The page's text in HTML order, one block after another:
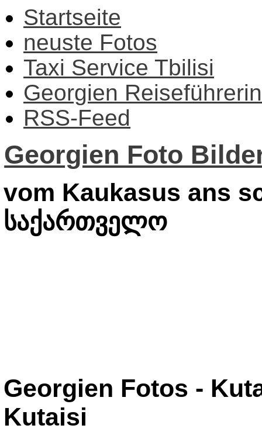
Startseite
neuste Fotos
Taxi Service Tbilisi
Georgien Reiseführerin
RSS-Feed
Georgien Foto
vom Kaukasus ans
საქართველო
Georgien Fotos -
Kutaisi